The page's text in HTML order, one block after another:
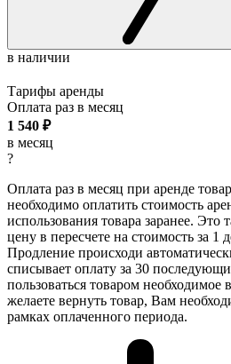
в наличии
Тарифы аренды
Оплата раз в месяц
1 540 ₽
в месяц
?
Оплата раз в месяц при аренде
необходимо оплатить стоимость
использования товара заранее.
цену в пересчете на стоимость за 1
Продление происходи
списывает оплату за 30
пользоваться товаром
желаете вернуть товар, Вам
рамках оплаченного периода.